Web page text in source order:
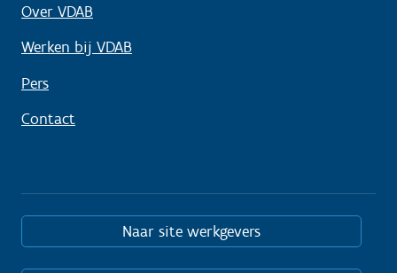
Over VDAB
Werken bij VDAB
Pers
Contact
Naar site werkgevers